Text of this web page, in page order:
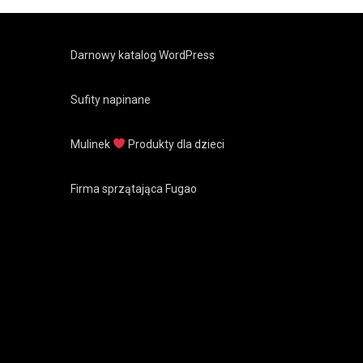
Darnowy katalog WordPress
Sufity napinane
Mulinek Produkty dla dzieci
Firma sprzątająca Fugao